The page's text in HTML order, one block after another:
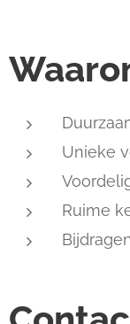
Unieke
Ruime